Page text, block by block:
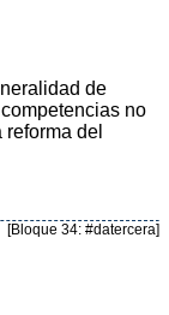
de
no
del
[Bloque 34: #datercera]